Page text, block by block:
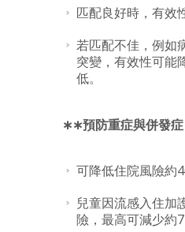
匹配良好時，有效
若匹配不佳，例如
突變，有效性可能
低。
∗∗預防重症與併發
可降低住院風險約
兒童因流感入住加
險，最高可減少約